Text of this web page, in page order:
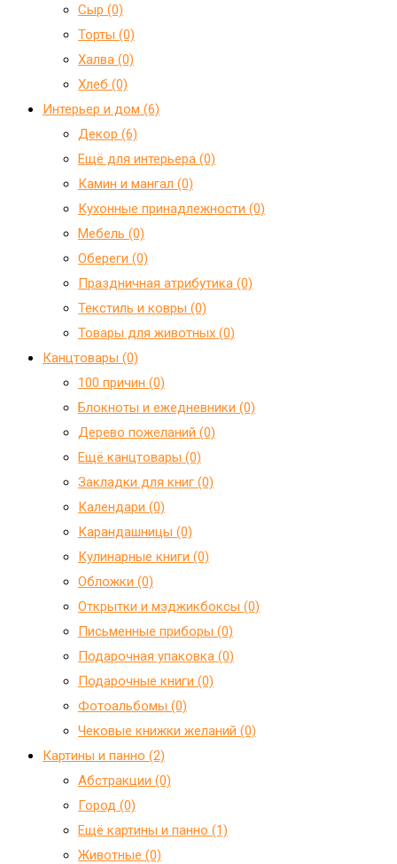
Сыр (0)
Торты (0)
Халва (0)
Хлеб (0)
Интерьер и дом (6)
Декор (6)
Ещё для интерьера (0)
Камин и мангал (0)
Кухонные принадлежности (0)
Мебель (0)
Обереги (0)
Праздничная атрибутика (0)
Текстиль и ковры (0)
Товары для животных (0)
Канцтовары (0)
100 причин (0)
Блокноты и ежедневники (0)
Дерево пожеланий (0)
Ещё канцтовары (0)
Закладки для книг (0)
Календари (0)
Карандашницы (0)
Кулинарные книги (0)
Обложки (0)
Открытки и мэджикбоксы (0)
Письменные приборы (0)
Подарочная упаковка (0)
Подарочные книги (0)
Фотоальбомы (0)
Чековые книжки желаний (0)
Картины и панно (2)
Абстракции (0)
Город (0)
Ещё картины и панно (1)
Животные (0)